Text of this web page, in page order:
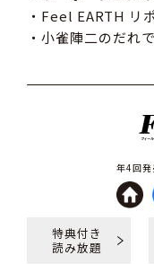
・Feel EARTH リ
・小雀陣二のだれ
年4回
特典付き
読み放題